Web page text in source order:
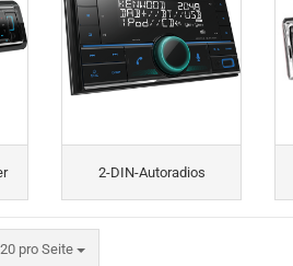
2-DIN-Autoradios
20 pro Seite
pro Seite